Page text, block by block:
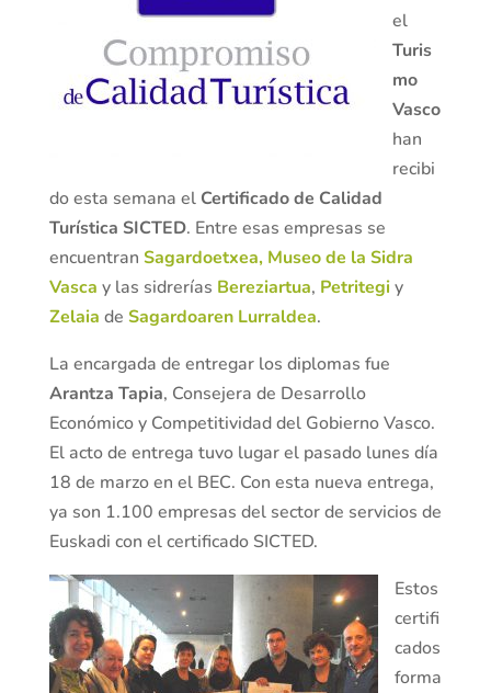
el
Turis
mo
Vasco
han
recibi
do esta semana el Certificado de Calidad
Turística SICTED. Entre esas empresas se
encuentran Sagardoetxea, Museo de la Sidra
Vasca y las sidrerías Bereziartua, Petritegiy
Zelaia de Sagardoaren Lurraldea.
La encargada de entregar los diplomas fue
Arantza Tapia, Consejera de Desarrollo
Económico y Competitividad del Gobierno Vasco.
El acto de entrega tuvo lugar el pasado lunes día
18 de marzo en el BEC. Con esta nueva entrega,
ya son 1.100 empresas del sector de servicios de
Euskadi con el certificado SICTED.
Estos
certifi
cados
forma